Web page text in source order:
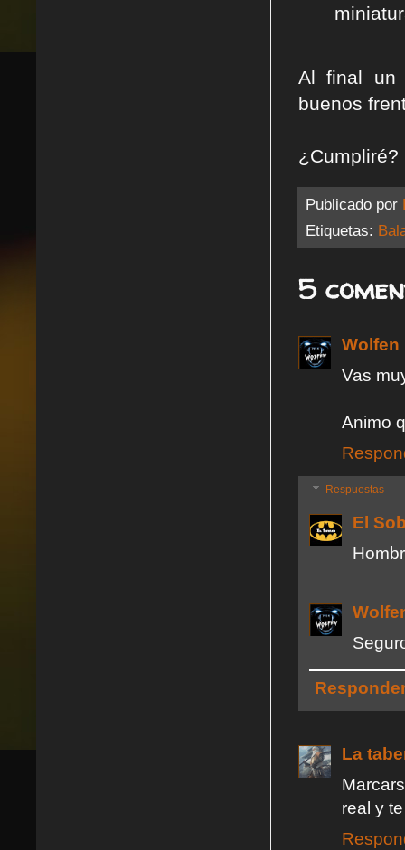
Al final un
buenos
¿Cumpliré?
Publicado por
Etiquetas:
5
Wolfen
Vas
Animo
Respuestas
El
La
real y